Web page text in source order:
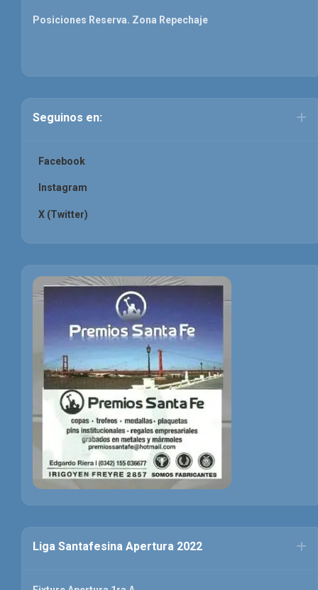
Posiciones Reserva. Zona Repechaje
Seguinos en:
Facebook
Instagram
X (Twitter)
Liga Santafesina Apertura 2022